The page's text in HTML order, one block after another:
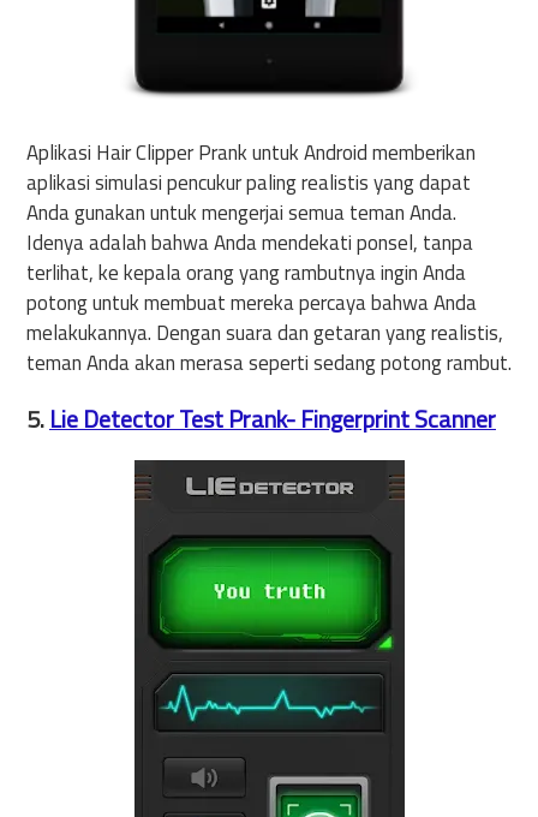
Aplikasi Hair Clipper Prank untuk Android memberikan
aplikasi simulasi pencukur paling realistis yang dapat
Anda gunakan untuk mengerjai semua teman Anda.
Idenya adalah bahwa Anda mendekati ponsel, tanpa
terlihat, ke kepala orang yang rambutnya ingin Anda
potong untuk membuat mereka percaya bahwa Anda
melakukannya. Dengan suara dan getaran yang realistis,
teman Anda akan merasa seperti sedang potong rambut.
5.Lie Detector Test Prank- Fingerprint Scanner